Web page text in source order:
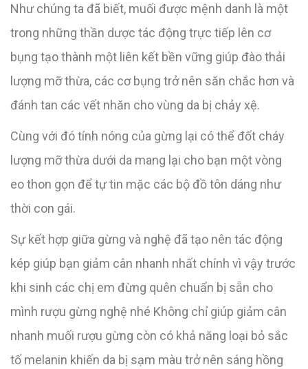
Như chúng ta đã biết, muối được mệnh danh là một
trong những thần dược tác động trực tiếp lên cơ
bụng tạo thành một liên kết bền vững giúp đào thải
lượng mỡ thừa, các cơ bụng trở nên săn chắc hơn và
đánh tan các vết nhăn cho vùng da bị chảy xệ.
Cùng với đó tính nóng của gừng lại có thể đốt cháy
lượng mỡ thừa dưới da mang lại cho bạn một vòng
eo thon gọn để tự tin mặc các bộ đồ tôn dáng như
thời con gái.
Sự kết hợp giữa gừng và nghệ đã tạo nên tác động
kép giúp bạn giảm cân nhanh nhất chính vì vậy trước
khi sinh các chị em đừng quên chuẩn bị sẵn cho
mình rượu gừng nghệ nhé Không chỉ giúp giảm cân
nhanh muối rượu gừng còn có khả năng loại bỏ sắc
tố melanin khiến da bị sạm màu trở nên sáng hồng